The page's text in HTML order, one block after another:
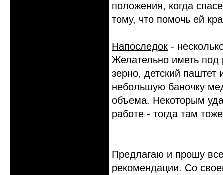
положения, когда
тому, что помочь ей
Напоследок -
Желательно иметь под
зерно, детский паштет
небольшую баночку
объема. Некоторым
работе - тогда там
Предлагаю и прошу
рекомендации. Со